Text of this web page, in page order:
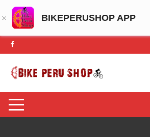
BIKEPERUSHOP APP
Saltar
al
contenido